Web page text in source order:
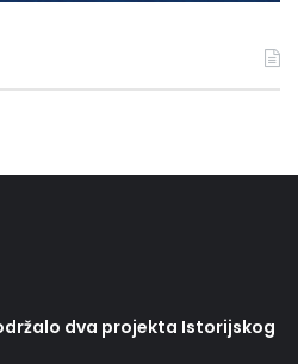
dva projekta Istorijskog